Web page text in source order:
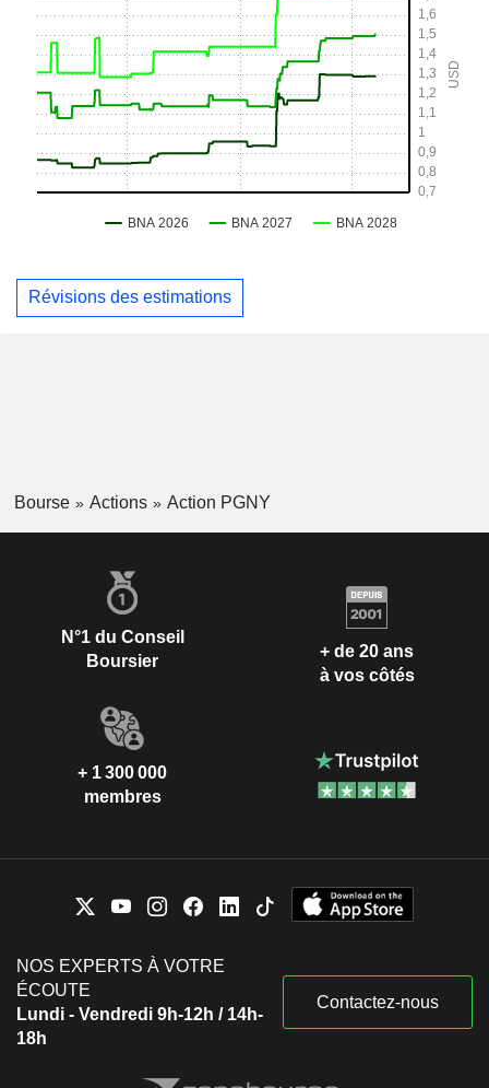
Révisions des estimations
Bourse Actions Action PGNY
N°1 du Conseil
Boursier
+ de 20 ans
à vos côtés
+ 1 300 000
membres
NOS EXPERTS À VOTRE
ÉCOUTE
Lundi - Vendredi 9h-12h / 14h-
18h
Contactez-nous